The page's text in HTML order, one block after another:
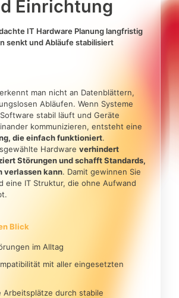
Einrichtung
IT Hardware Planung langfristig
senkt und Abläufe stabilisiert
man nicht an Datenblättern,
Abläufen. Wenn Systeme
stabil läuft und Geräte
kommunizieren, entsteht eine
die einfach funktioniert.
Hardwareverhindert
Störungen und schafft Standards,
verlassen kann. Damit gewinnen Sie
eine IT Struktur, die ohne Aufwand
Blick
im Alltag
mit aller eingesetzten
Arbeitsplätze durch stabile